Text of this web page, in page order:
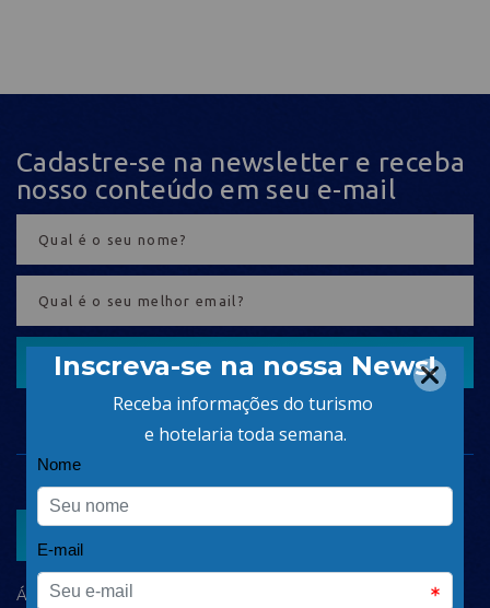
Cadastre-se na newsletter e receba
nosso conteúdo em seu e-mail
CADASTRAR
ÁREA DO ASSOCIADO